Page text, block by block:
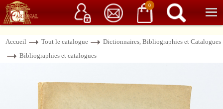
0
Service client 06 15 37 15 37 Librairie de livres anciens & rares
Accueil Tout le catalogue
Dictionnaires, Bibliographies et Catalogues
Bibliographies et catalogues